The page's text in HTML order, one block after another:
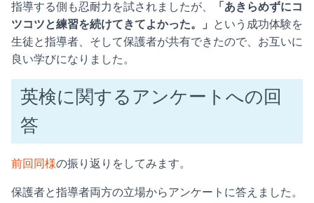
指導する側も忍耐力を試されましたが、
「あきらめずにコ
ツコツと練習を続けてきてよかった。」
という成功体験を
生徒と指導者、そして保護者が共有できたので、お互いに
良い学びになりました。
英検に関するアンケートへの回
答
前回同様の振り返りをしてみます。
保護者と指導者両方の立場からアンケートに答えました。